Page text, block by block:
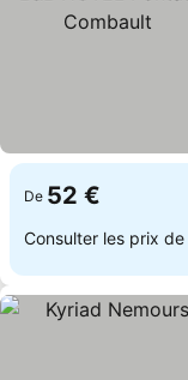
De 52 €
Consulter les prix de